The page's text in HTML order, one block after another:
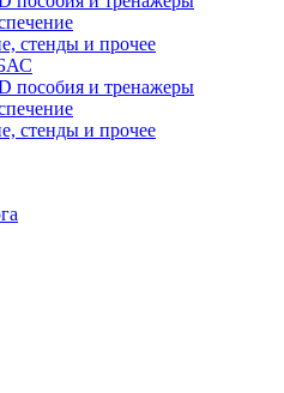
стенды и прочее
пособия и тренажеры
стенды и прочее